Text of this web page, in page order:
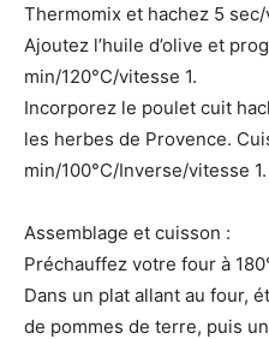
Thermomix et hachez 5
Ajoutez l’huile d’olive et
min/120°C/vitesse 1.
Incorporez le poulet cuit
les herbes de Provence.
min/100°C/Inverse/vitesse 1.
Assemblage et cuisson :
Préchauffez votre four à
Dans un plat allant au four,
de pommes de terre, puis